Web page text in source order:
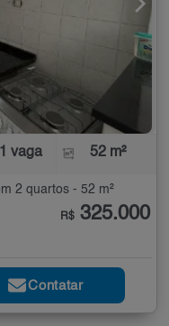
1 vaga 52 m²
2 quartos - 52 m²
R$ 325.000
Contatar